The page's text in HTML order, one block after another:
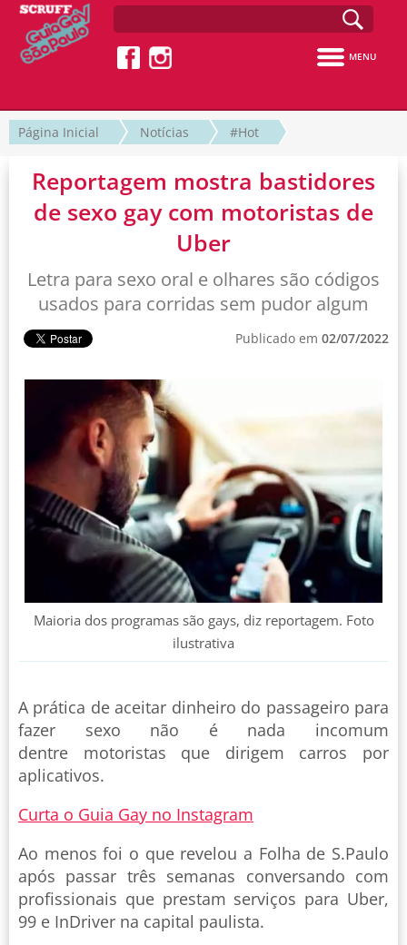
MENU
Página Inicial Notícias #Hot
Reportagem mostra bastidores
de sexo gay com motoristas de
Uber
Letra para sexo oral e olhares são códigos
usados para corridas sem pudor algum
Publicado em 02/07/2022
Maioria dos programas são gays, diz reportagem. Foto
ilustrativa
A prática de aceitar dinheiro do passageiro para
fazer sexo não é nada incomum
dentre motoristas que dirigem carros por
aplicativos.
Curta o Guia Gay no Instagram
Ao menos foi o que revelou a Folha de S.Paulo
após passar três semanas conversando com
profissionais que prestam serviços para Uber,
99 e InDriver na capital paulista.